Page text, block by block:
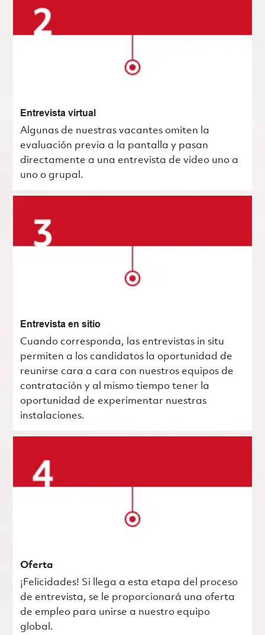
Entrevista virtual
Algunas de nuestras vacantes omiten la
evaluación previa a la pantalla y pasan
directamente a una entrevista de video uno a
uno o grupal.
Entrevista en sitio
Cuando corresponda, las entrevistas in situ
permiten a los candidatos la oportunidad de
reunirse cara a cara con nuestros equipos de
contratación y al mismo tiempo tener la
oportunidad de experimentar nuestras
instalaciones.
Oferta
¡Felicidades! Si llega a esta etapa del proceso
de entrevista, se le proporcionará una oferta
de empleo para unirse a nuestro equipo
global.